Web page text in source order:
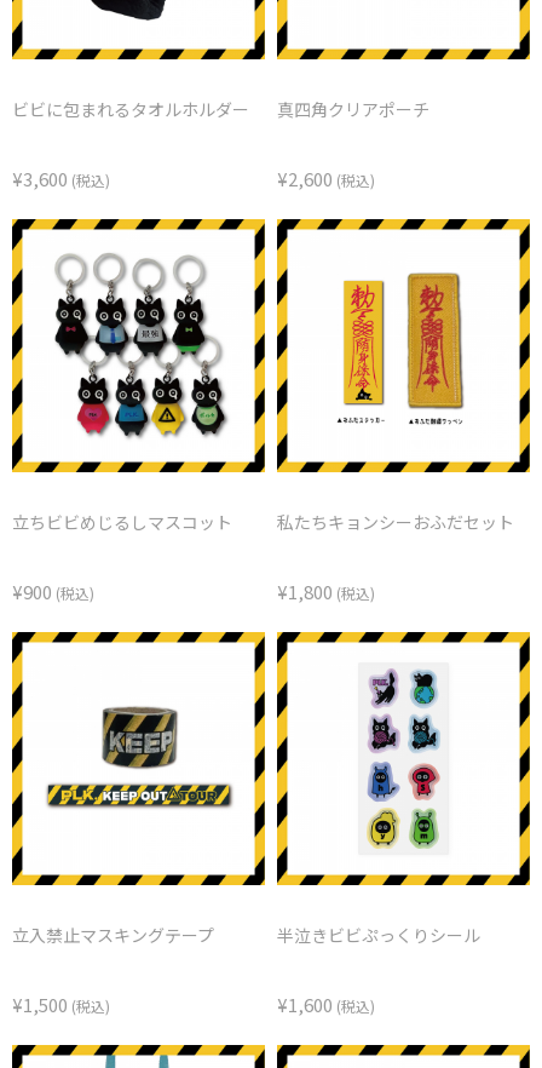
ビビに包まれるタオルホルダー
¥3,600 (税込)
真四角クリアポーチ
¥2,600 (税込)
立ちビビめじるしマスコット
¥900 (税込)
私たちキョンシーおふだセット
¥1,800 (税込)
立入禁止マスキングテープ
¥1,500 (税込)
半泣きビビぷっくりシール
¥1,600 (税込)